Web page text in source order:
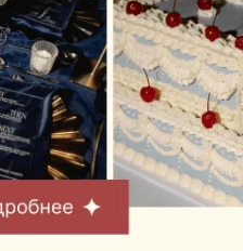
два
любимый кофе,